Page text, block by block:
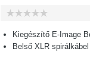
Kiegészítő E-Image
Belső XLR